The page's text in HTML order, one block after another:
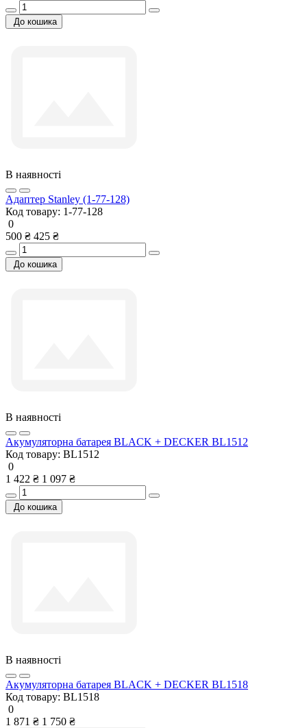
До кошика
В наявності
Адаптер Stanley (1-77-128)
Код товару: 1-77-128
0
500 ₴ 425 ₴
До кошика
В наявності
Акумуляторна батарея BLACK + DECKER BL1512
Код товару: BL1512
0
1 422 ₴ 1 097 ₴
До кошика
В наявності
Акумуляторна батарея BLACK + DECKER BL1518
Код товару: BL1518
0
1 871 ₴ 1 750 ₴